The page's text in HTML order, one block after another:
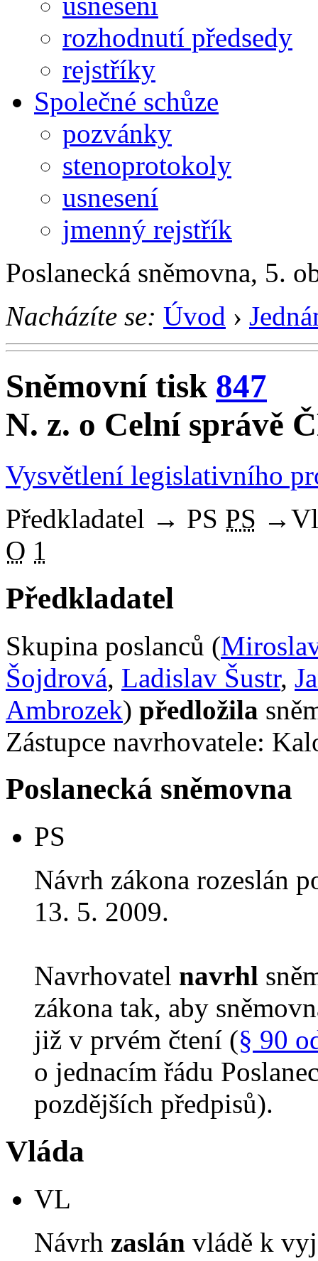
rozhodnutí předsedy
rejstříky
Společné schůze
pozvánky
stenoprotokoly
usnesení
jmenný rejstřík
Poslanecká sněmovna, 5.
Nacházíte se: Úvod ›
Sněmovní tisk 847
N. z. o Celní správě
Vysvětlení legislativního
Předkladatel → PS PS →
O 1
Předkladatel
Skupina poslanců (
Šojdrová, Ladislav Šustr,
Ambrozek) předložila
Zástupce navrhovatele:
Poslanecká sněmovna
PS
Návrh zákona rozeslán
13. 5. 2009.
Navrhovatel navrhl
zákona tak, aby
již v prvém čtení (§ 90
o jednacím řádu
pozdějších předpisů).
Vláda
VL
Návrh zaslán vládě k